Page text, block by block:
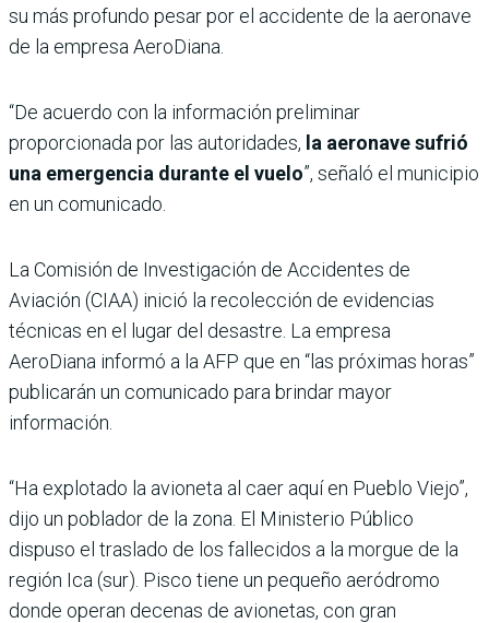
su más profundo pesar por el accidente de la aeronave
de la empresa AeroDiana.
“De acuerdo con la información preliminar
proporcionada por las autoridades, la aeronave sufrió
una emergencia durante el vuelo”, señaló el municipio
en un comunicado.
La Comisión de Investigación de Accidentes de
Aviación (CIAA) inició la recolección de evidencias
técnicas en el lugar del desastre. La empresa
AeroDiana informó a la AFP que en “las próximas horas”
publicarán un comunicado para brindar mayor
información.
“Ha explotado la avioneta al caer aquí en Pueblo Viejo”,
dijo un poblador de la zona. El Ministerio Público
dispuso el traslado de los fallecidos a la morgue de la
región Ica (sur). Pisco tiene un pequeño aeródromo
donde operan decenas de avionetas, con gran